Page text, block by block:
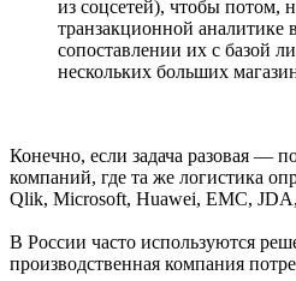
из соцсетей), чтобы потом,
транзакционной аналитике
сопоставлении их с базой
нескольких больших
Конечно, если задача разовая —
компаний, где та же логистика
Qlik, Microsoft, Huawei, EMC,
В России часто используются
производственная компания